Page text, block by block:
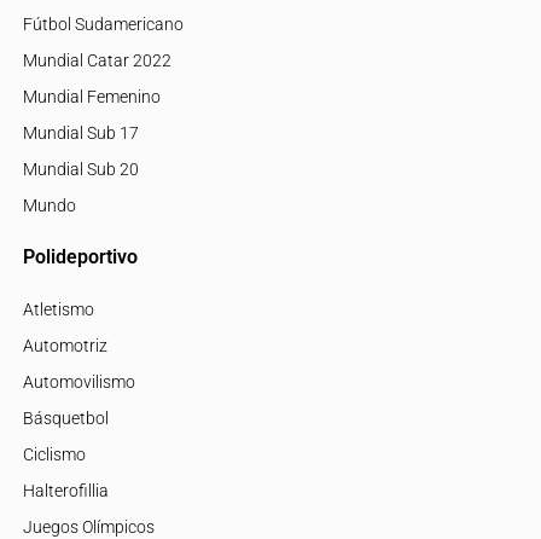
Fútbol Sudamericano
Mundial Catar 2022
Mundial Femenino
Mundial Sub 17
Mundial Sub 20
Mundo
Polideportivo
Atletismo
Automotriz
Automovilismo
Básquetbol
Ciclismo
Halterofillia
Juegos Olímpicos